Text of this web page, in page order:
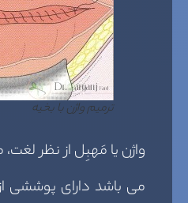
ترمیم واژن با بخیه
واژن یا مَهبِل از نظر
می باشد دارای